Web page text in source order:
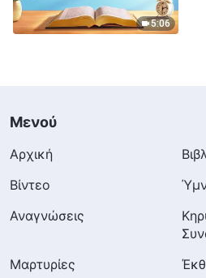
5:06
Μενού
Αρχική
Βίντεο
Αναγνώσεις
Μαρτυρίες